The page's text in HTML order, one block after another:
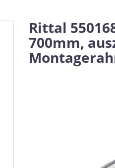
Rittal
700mm,